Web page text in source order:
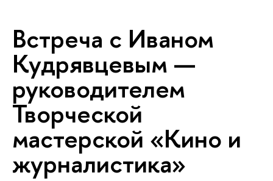
Встреча с Иваном
Кудрявцевым —
руководителем
Творческой
мастерской «Кино и
журналистика»